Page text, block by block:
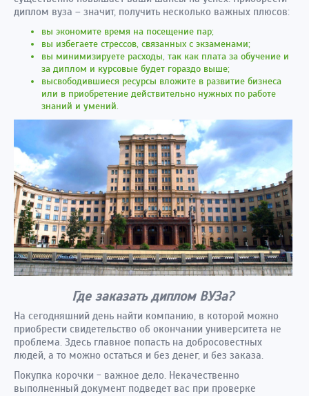
диплом вуза – значит, получить несколько важных плюсов:
вы экономите время на посещение пар;
вы избегаете стрессов, связанных с экзаменами;
вы минимизируете расходы, так как плата за обучение и
за диплом и курсовые будет гораздо выше;
высвободившиеся ресурсы вложите в развитие бизнеса
или в приобретение действительно нужных по работе
знаний и умений.
Где заказать диплом ВУЗа?
На сегодняшний день найти компанию, в которой можно
приобрести свидетельство об окончании университета не
проблема. Здесь главное попасть на добросовестных
людей, а то можно остаться и без денег, и без заказа.
Покупка корочки - важное дело. Некачественно
выполненный документ подведет вас при проверке